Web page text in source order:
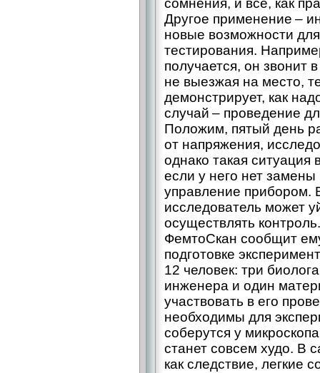
сомнения, и все, как
Другое применение –
новые возможности
тестирования.
получается, он звонит
не выезжая на место,
демонстрирует, как
случай – проведение
Положим, пятый день
от напряжения,
однако такая ситуация
если у него нет замены
управление прибором.
исследователь может
осуществлять
ФемтоСкан сообщит
подготовке
12 человек: три
инженера и один
участвовать в его
необходимы для
соберутся у
станет совсем худо. В
как следствие, легкие